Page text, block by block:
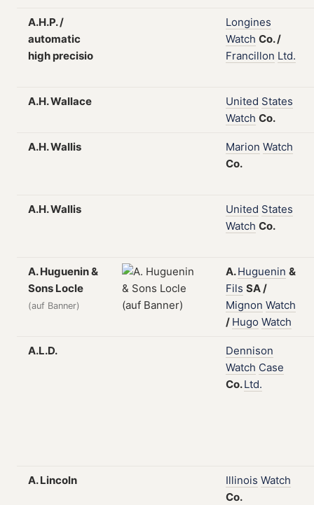
A.H.P. /
automatic
high precisio
Longines
Watch Co./
Francillon Ltd.
A.H. Wallace United States
Watch Co.
A.H. Wallis Marion Watch
Co.
A.H. Wallis United States
Watch Co.
A. Huguenin &
Sons Locle
(auf Banner)
A.Huguenin &
Fils SA/
Mignon Watch
/ Hugo Watch
A.L.D.
Dennison
Watch Case
Co.Ltd.
A. Lincoln Illinois Watch
Co.